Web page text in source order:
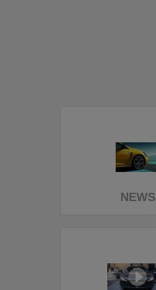
NEWS